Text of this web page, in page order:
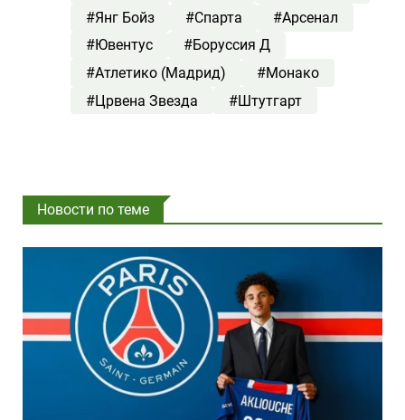
#Янг Бойз
#Спарта
#Арсенал
#Ювентус
#Боруссия Д
#Атлетико (Мадрид)
#Монако
#Црвена Звезда
#Штутгарт
Новости по теме